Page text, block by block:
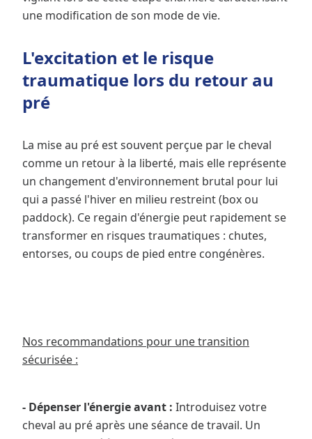
une modification de son mode de vie.
L'excitation et le risque
traumatique lors du retour au
pré
La mise au pré est souvent perçue par le cheval
comme un retour à la liberté, mais elle représente
un changement d'environnement brutal pour lui
qui a passé l'hiver en milieu restreint (box ou
paddock). Ce regain d'énergie peut rapidement se
transformer en risques traumatiques : chutes,
entorses, ou coups de pied entre congénères.
Nos recommandations pour une transition
sécurisée :
- Dépenser l'énergie avant : Introduisez votre
cheval au pré après une séance de travail. Un